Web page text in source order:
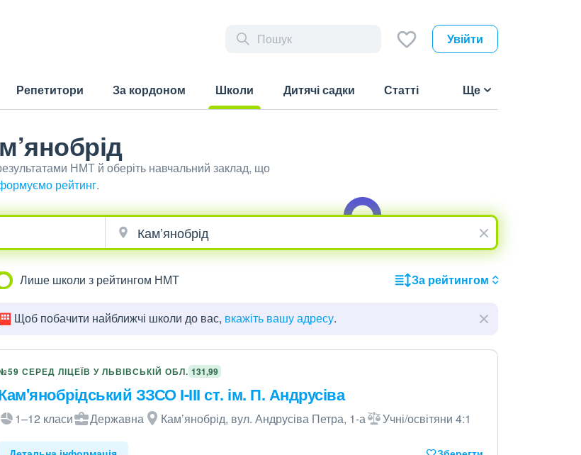
Увійти
Репетитори За кордоном
Школи
Дитячі садки Статті Ще
НМТ й оберіть навчальний заклад, що
рейтинг.
Лише школи з рейтингом НМТ За рейтингом
Щоб побачити найближчі школи до вас, вкажіть вашу адресу.
СЕРЕД ЛІЦЕЇВ У ЛЬВІВСЬКІЙ ОБЛ. 131,99
ЗЗСО І-ІІІ ст. ім. П. Андрусіва
1–12 класи Державна Кам’янобрід, вул. Андрусіва Петра, 1-а Учні/освітяни 4:1